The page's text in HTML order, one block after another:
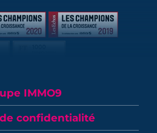
IMMO9
confidentialité